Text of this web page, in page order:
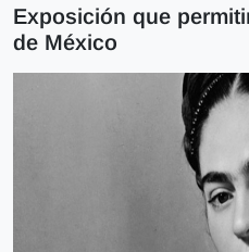
Exposición que
de México